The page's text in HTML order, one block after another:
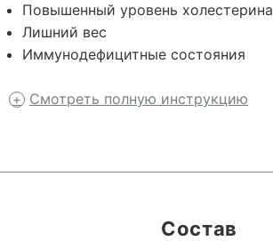
Повышенный уровень холестерина
Лишний вес
Иммунодефицитные состояния
Смотреть полную инструкцию
Состав